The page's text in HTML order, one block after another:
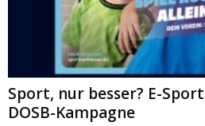
Sport, nur besser? E-
DOSB-Kampagne